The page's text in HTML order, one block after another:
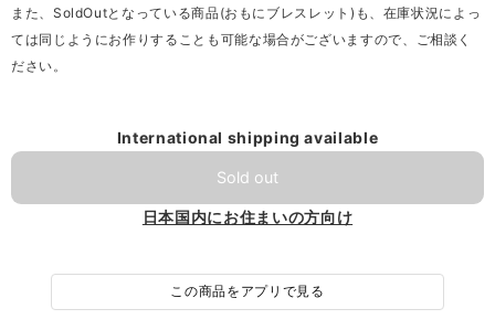
また、SoldOutとなっている商品(おもにブレスレット)も、在庫状況によっ
ては同じようにお作りすることも可能な場合がございますので、ご相談く
ださい。
International shipping available
Sold out
日本国内にお住まいの方向け
この商品をアプリで見る